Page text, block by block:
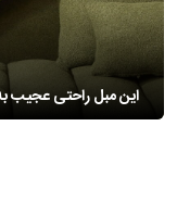
این مبل راحتی عجیب